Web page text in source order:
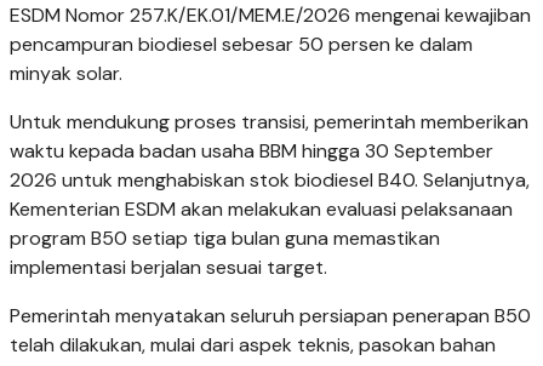
ESDM Nomor 257.K/EK.01/MEM.E/2026 mengenai kewajiban
pencampuran biodiesel sebesar 50 persen ke dalam
minyak solar.
Untuk mendukung proses transisi, pemerintah memberikan
waktu kepada badan usaha BBM hingga 30 September
2026 untuk menghabiskan stok biodiesel B40. Selanjutnya,
Kementerian ESDM akan melakukan evaluasi pelaksanaan
program B50 setiap tiga bulan guna memastikan
implementasi berjalan sesuai target.
Pemerintah menyatakan seluruh persiapan penerapan B50
telah dilakukan, mulai dari aspek teknis, pasokan bahan